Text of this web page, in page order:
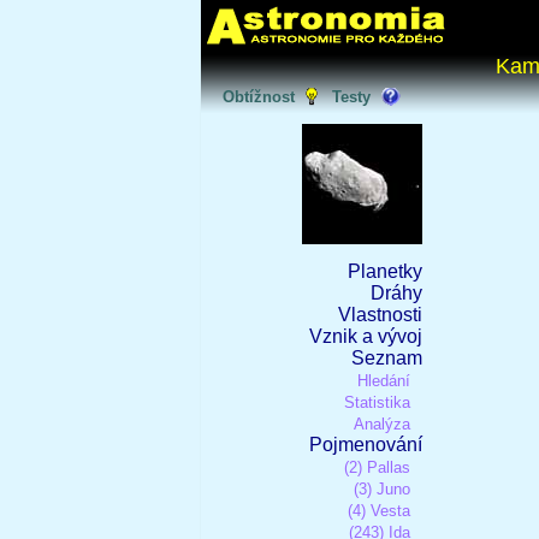
Obtížnost Testy
Planetky
Dráhy
Vlastnosti
Vznik a vývoj
Seznam
Hledání
Statistika
Analýza
Pojmenování
(2) Pallas
(3) Juno
(4) Vesta
(243) Ida